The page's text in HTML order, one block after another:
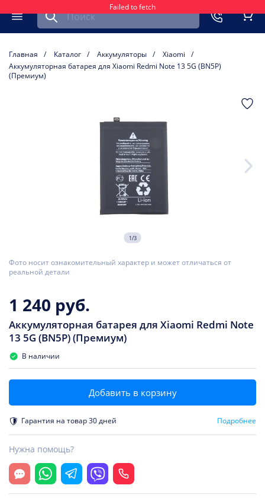
Failed to fetch
Меню
Найти запчасть для мобильного устройства
Главная Каталог Аккумуляторы
Xiaomi
Аккумуляторная батарея для Xiaomi Redmi Note 13 5G (BN5P)
(Премиум)
1/3
Фото носит ознакомительный характер и может отличаться от
реальной детали
1 240 руб.
Аккумуляторная батарея для Xiaomi Redmi Note
13 5G (BN5P) (Премиум)
В наличии
Добавить в корзину
Гарантия на товар 30 дней Подробнее
Нужна помощь?
Открыть чат
WhatsappTelegramViber Позвонить